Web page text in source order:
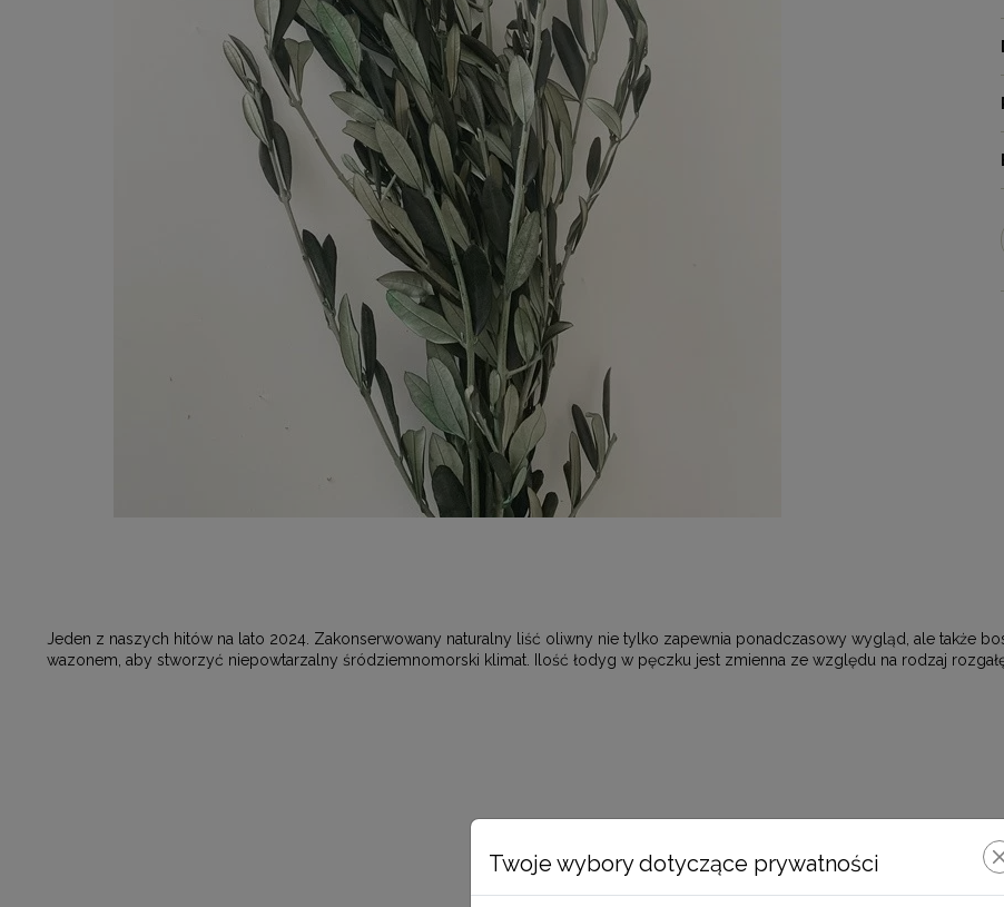
Jeden z naszych hitów na lato 2024. Zakonserwowany naturalny liść oliwny nie tylko zapewnia ponadczasowy wygląd, ale także
wazonem, aby stworzyć niepowtarzalny śródziemnomorski klimat. Ilość łodyg w pęczku jest zmienna ze względu na rodzaj
Zobacz również
Twoje wybory dotyczące prywatności